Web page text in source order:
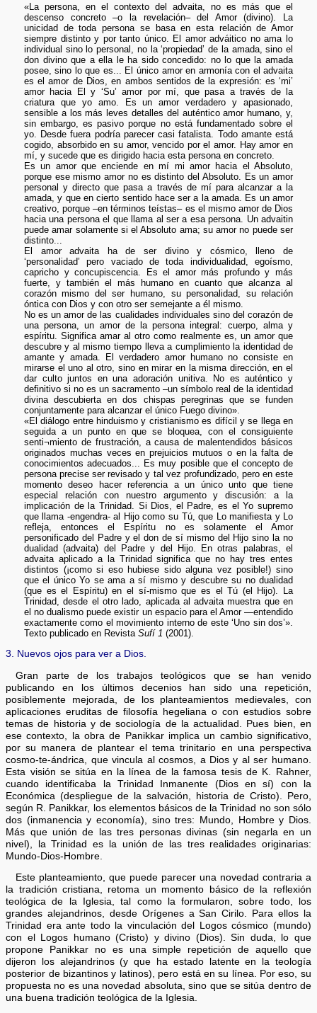
«La persona, en el contexto del advaita, no es más que el
descenso concreto –o la revelación– del Amor (divino). La
unicidad de toda persona se basa en esta relación de Amor
siempre distinto y por tanto único. El amor adváitico no ama lo
individual sino lo personal, no la ‘propiedad’ de la amada, sino el
don divino que a ella le ha sido concedido: no lo que la amada
posee, sino lo que es... El único amor en armonía con el advaita
es el amor de Dios, en ambos sentidos de la expresión: es ‘mi’
amor hacia El y ‘Su’ amor por mí, que pasa a través de la
criatura que yo amo. Es un amor verdadero y apasionado,
sensible a los más leves detalles del auténtico amor humano, y,
sin embargo, es pasivo porque no está fundamentado sobre el
yo. Desde fuera podría parecer casi fatalista. Todo amante está
cogido, absorbido en su amor, vencido por el amor. Hay amor en
mí, y sucede que es dirigido hacia esta persona en concreto.
Es un amor que enciende en mí mi amor hacia el Absoluto,
porque ese mismo amor no es distinto del Absoluto. Es un amor
personal y directo que pasa a través de mí para alcanzar a la
amada, y que en cierto sentido hace ser a la amada. Es un amor
creativo, porque –en términos teístas– es el mismo amor de Dios
hacia una persona el que llama al ser a esa persona. Un advaitin
puede amar solamente si el Absoluto ama; su amor no puede ser
distinto...
El amor advaita ha de ser divino y cósmico, lleno de
‘personalidad’ pero vaciado de toda individualidad, egoísmo,
capricho y concupiscencia. Es el amor más profundo y más
fuerte, y también el más humano en cuanto que alcanza al
corazón mismo del ser humano, su personalidad, su relación
óntica con Dios y con otro ser semejante a él mismo.
No es un amor de las cualidades individuales sino del corazón de
una persona, un amor de la persona integral: cuerpo, alma y
espíritu. Significa amar al otro como realmente es, un amor que
descubre y al mismo tiempo lleva a cumplimiento la identidad de
amante y amada. El verdadero amor humano no consiste en
mirarse el uno al otro, sino en mirar en la misma dirección, en el
dar culto juntos en una adoración unitiva. No es auténtico y
definitivo si no es un sacramento –un símbolo real de la identidad
divina descubierta en dos chispas peregrinas que se funden
conjuntamente para alcanzar el único Fuego divino».
«El diálogo entre hinduismo y cristianismo es difícil y se llega en
seguida a un punto en que se bloquea, con el consiguiente
senti¬miento de frustración, a causa de malentendidos básicos
originados muchas veces en prejuicios mutuos o en la falta de
conocimientos adecuados... Es muy posible que el concepto de
persona precise ser revisado y tal vez profundizado, pero en este
momento deseo hacer referencia a un único unto que tiene
especial relación con nuestro argumento y discusión: a la
implicación de la Trinidad. Si Dios, el Padre, es el Yo supremo
que llama -engendra- al Hijo como su Tú, que Lo manifiesta y Lo
refleja, entonces el Espíritu no es solamente el Amor
personificado del Padre y el don de sí mismo del Hijo sino la no
dualidad (advaita) del Padre y del Hijo. En otras palabras, el
advaita aplicado a la Trinidad significa que no hay tres entes
distintos (¡como si eso hubiese sido alguna vez posible!) sino
que el único Yo se ama a sí mismo y descubre su no dualidad
(que es el Espíritu) en el sí-mismo que es el Tú (el Hijo). La
Trinidad, desde el otro lado, aplicada al advaita muestra que en
el no dualismo puede existir un espacio para el Amor —entendido
exactamente como el movimiento interno de este ‘Uno sin dos’».
Texto publicado en Revista Sufí 1 (2001).
3. Nuevos ojos para ver a Dios.
Gran parte de los trabajos teológicos que se han venido
publicando en los últimos decenios han sido una repetición,
posiblemente mejorada, de los planteamientos medievales, con
aplicaciones eruditas de filosofía hegeliana o con estudios sobre
temas de historia y de sociología de la actualidad. Pues bien, en
ese contexto, la obra de Panikkar implica un cambio significativo,
por su manera de plantear el tema trinitario en una perspectiva
cosmo-te-ándrica, que vincula al cosmos, a Dios y al ser humano.
Esta visión se sitúa en la línea de la famosa tesis de K. Rahner,
cuando identificaba la Trinidad Inmanente (Dios en sí) con la
Económica (despliegue de la salvación, historia de Cristo). Pero,
según R. Panikkar, los elementos básicos de la Trinidad no son sólo
dos (inmanencia y economía), sino tres: Mundo, Hombre y Dios.
Más que unión de las tres personas divinas (sin negarla en un
nivel), la Trinidad es la unión de las tres realidades originarias:
Mundo-Dios-Hombre.
Este planteamiento, que puede parecer una novedad contraria a
la tradición cristiana, retoma un momento básico de la reflexión
teológica de la Iglesia, tal como la formularon, sobre todo, los
grandes alejandrinos, desde Orígenes a San Cirilo. Para ellos la
Trinidad era ante todo la vinculación del Logos cósmico (mundo)
con el Logos humano (Cristo) y divino (Dios). Sin duda, lo que
propone Panikkar no es una simple repetición de aquello que
dijeron los alejandrinos (y que ha estado latente en la teología
posterior de bizantinos y latinos), pero está en su línea. Por eso, su
propuesta no es una novedad absoluta, sino que se sitúa dentro de
una buena tradición teológica de la Iglesia.